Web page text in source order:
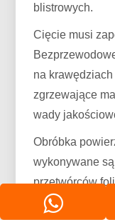
blistrowych.
Cięcie musi
na
zgrzewające
wady
Obróbka
wykonywane
przetwórców
powlekania